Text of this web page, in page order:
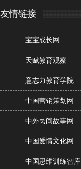
友情链接
宝宝成长网
天赋教育观察
意志力教育学院
中国营销策划网
中外民间故事网
中国爱情文化网
中国思维训练智库